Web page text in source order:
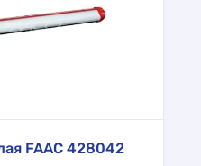
FAAC 428042